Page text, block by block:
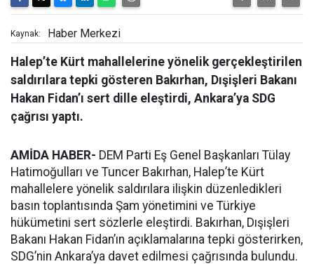
Kaynak: Haber Merkezi
Halep’te Kürt mahallelerine yönelik gerçekleştirilen
saldırılara tepki gösteren Bakırhan, Dışişleri Bakanı
Hakan Fidan’ı sert dille eleştirdi, Ankara’ya SDG
çağrısı yaptı.
AMİDA HABER- DEM Parti Eş Genel Başkanları Tülay
Hatimoğulları ve Tuncer Bakırhan, Halep’te Kürt
mahallelere yönelik saldırılara ilişkin düzenledikleri
basın toplantısında Şam yönetimini ve Türkiye
hükümetini sert sözlerle eleştirdi. Bakırhan, Dışişleri
Bakanı Hakan Fidan’ın açıklamalarına tepki gösterirken,
SDG’nin Ankara’ya davet edilmesi çağrısında bulundu.